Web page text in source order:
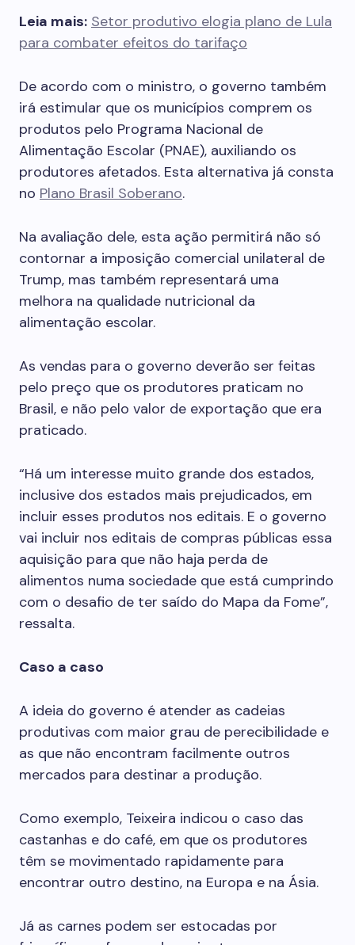
Leia mais: Setor produtivo elogia plano de Lula
para combater efeitos do tarifaço
De acordo com o ministro, o governo também
irá estimular que os municípios comprem os
produtos pelo Programa Nacional de
Alimentação Escolar (PNAE), auxiliando os
produtores afetados. Esta alternativa já consta
no Plano Brasil Soberano.
Na avaliação dele, esta ação permitirá não só
contornar a imposição comercial unilateral de
Trump, mas também representará uma
melhora na qualidade nutricional da
alimentação escolar.
As vendas para o governo deverão ser feitas
pelo preço que os produtores praticam no
Brasil, e não pelo valor de exportação que era
praticado.
“Há um interesse muito grande dos estados,
inclusive dos estados mais prejudicados, em
incluir esses produtos nos editais. E o governo
vai incluir nos editais de compras públicas essa
aquisição para que não haja perda de
alimentos numa sociedade que está cumprindo
com o desafio de ter saído do Mapa da Fome”,
ressalta.
Caso a caso
A ideia do governo é atender as cadeias
produtivas com maior grau de perecibilidade e
as que não encontram facilmente outros
mercados para destinar a produção.
Como exemplo, Teixeira indicou o caso das
castanhas e do café, em que os produtores
têm se movimentado rapidamente para
encontrar outro destino, na Europa e na Ásia.
Já as carnes podem ser estocadas por